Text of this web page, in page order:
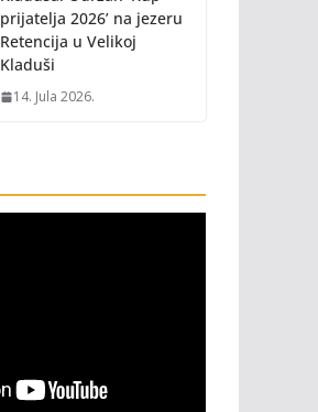
prijatelja 2026’ na jezeru
Retencija u Velikoj
Kladuši
14. Jula 2026.